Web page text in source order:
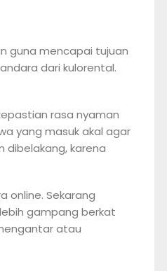
guna mencapai tujuan
dari kulorental.
rasa nyaman
yang masuk akal agar
dibelakang, karena
online. Sekarang
gampang berkat
atau